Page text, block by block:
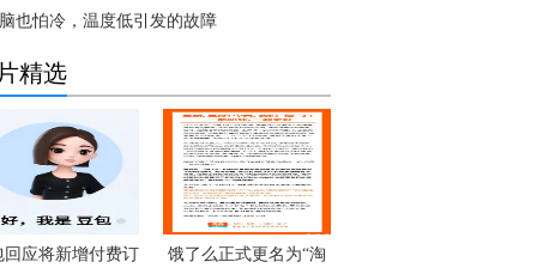
也怕冷，温度低引发的故障
精选
回应将新增付费订
饿了么正式更名为“淘